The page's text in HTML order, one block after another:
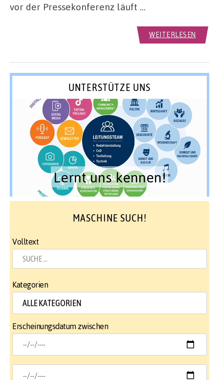
vor der Pressekonferenz läuft …
WEITERLESEN
UNTERSTÜTZE UNS
Lernt uns kennen!
MASCHINE SUCH!
Volltext
Kategorien
Erscheinungsdatum zwischen